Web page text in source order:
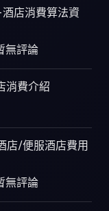
店消費算法資
無評論
消費介紹
店/便服酒店費用
無評論